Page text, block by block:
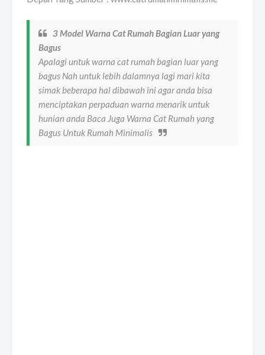
3 Model Warna Cat Rumah Bagian Luar yang
Bagus
Apalagi untuk warna cat rumah bagian luar yang
bagus Nah untuk lebih dalamnya lagi mari kita
simak beberapa hal dibawah ini agar anda bisa
menciptakan perpaduan warna menarik untuk
hunian anda Baca Juga Warna Cat Rumah yang
Bagus Untuk Rumah Minimalis